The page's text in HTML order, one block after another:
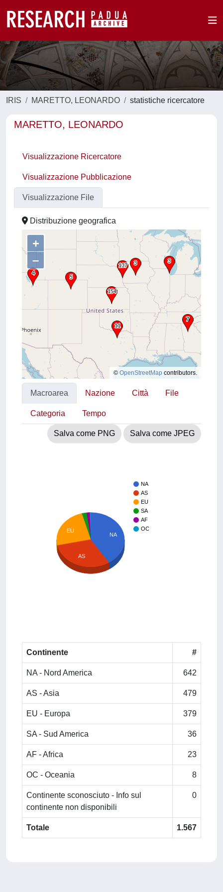
IRIS MARETTO, LEONARDO statistiche ricercatore
MARETTO, LEONARDO
Visualizzazione Ricercatore
Visualizzazione Pubblicazione
Visualizzazione File
Distribuzione geografica
+
–
© OpenStreetMap contributors.
Macroarea Nazione Città File
Categoria Tempo
Salva come PNG Salva come JPEG
NA
AS
EU
SA
AF
OC
NA
EU
AS
Continente #
NA - Nord America 642
AS - Asia 479
EU - Europa 379
SA - Sud America 36
AF - Africa 23
OC - Oceania 8
Continente sconosciuto - Info sul
continente non disponibili
0
Totale 1.567